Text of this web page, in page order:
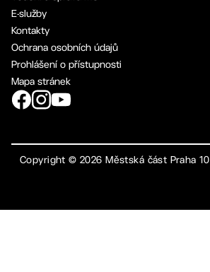
E-služby
Kontakty
Ochrana osobních údajů
Prohlášení o přístupnosti
Mapa stránek
Copyright ©2026 Městská část Praha 10